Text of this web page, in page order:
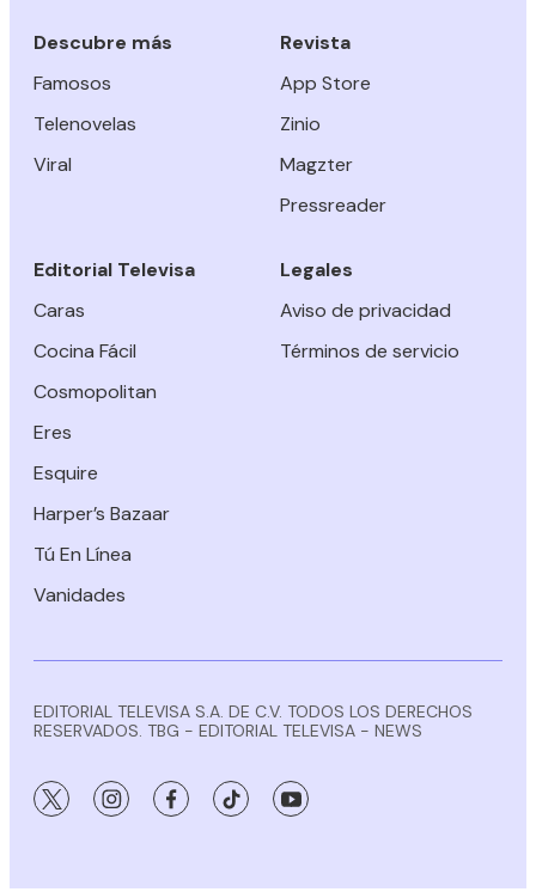
Descubre más
Famosos
Telenovelas
Viral
Revista
App Store
Zinio
Magzter
Pressreader
Editorial Televisa
Caras
Cocina Fácil
Cosmopolitan
Eres
Esquire
Harper’s Bazaar
Tú En Línea
Vanidades
Legales
Aviso de privacidad
Términos de servicio
EDITORIAL TELEVISA S.A. DE C.V. TODOS LOS DERECHOS
RESERVADOS. TBG - EDITORIAL TELEVISA - NEWS
twitter instagramfacebooktiktok youtube